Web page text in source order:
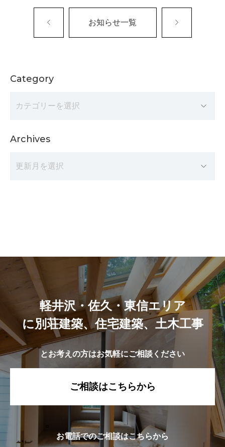
お知らせ一覧
Category
Archives
軽井沢・佐久・東信エリア
に別荘建築、住宅建築、土木工事
とお考えの方はお気軽にご相談ください
ご相談はこちらから
お電話でのご相談はこちらから